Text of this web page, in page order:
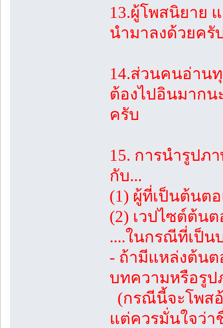
13.ผู้โพสนิยาย
นำมาลงด้วยครั
14.ส่วนคนอ่าน
ต้องไปอินมากน
ครับ
15. การนำรูปภ
กับ...
(1) ผู้ที่เป็นต้นต
(2) เวปไซต์ต้น
....ในกรณีที่เป็น
- ถ้ามีแหล่งต้น
บทความหรือรู
(กรณีนี้จะโพส
แต่ควรมั่นใจว่